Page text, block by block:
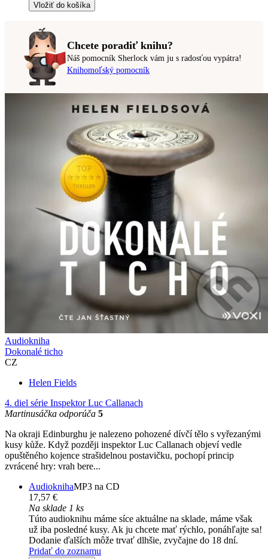
Vložiť do košíka
Chcete poradiť knihu?
Náš pomocník Sherlock vám ju s radosťou vypátra!
Knihomoľský pomocník
Audiokniha
Dokonalé ticho
CZ
Helen Fields
4. diel série Inspektor Luc Callanach
Martinusáčka odporúča 5
Na okraji Edinburghu je nalezeno pohozené dívčí tělo s vyřezanými
kusy kůže. Když později inspektor Luc Callanach objeví vedle
opuštěného kojence strašidelnou postavičku, pochopí princip
zvrácené hry: vrah bere...
AudioknihaMP3 na CD
17,57 €
Na sklade 1 ks
Túto audioknihu máme síce aktuálne na sklade, máme však
už iba posledné kusy. Ak ju chcete mať rýchlo, ponáhľajte sa!
Dodanie ďalších môže trvať dlhšie, zvyčajne do 18 dní.
Pridať do zoznamu